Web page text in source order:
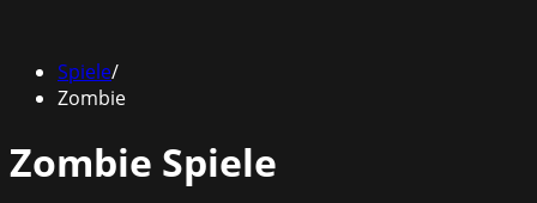
Spiele/
Zombie
Zombie Spiele